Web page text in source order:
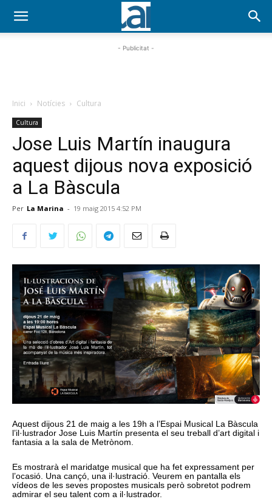
- Publicitat -
Inici Notícies Cultura
Cultura
Jose Luis Martín inaugura
aquest dijous nova exposició
a La Bàscula
Per La Marina - 19 maig 2015 4:52 PM
Aquest dijous 21 de maig a les 19h a l’Espai Musical La Bàscula
l’il·lustrador Jose Luis Martín presenta el seu treball d’art digital i
fantasia a la sala de Metrònom.
Es mostrarà el maridatge musical que ha fet expressament per
l’ocasió. Una cançó, una il·lustració. Veurem en pantalla els
vídeos de les seves propostes musicals però sobretot podrem
admirar el seu talent com a il·lustrador.